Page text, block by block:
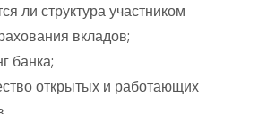
ли структура участником
вкладов;
банка;
открытых и работающих